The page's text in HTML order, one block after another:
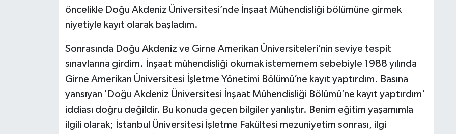
öncelikle Doğu Akdeniz Üniversitesi’nde İnşaat Mühendisliği bölümüne girmek
niyetiyle kayıt olarak başladım.
Sonrasında Doğu Akdeniz ve Girne Amerikan Üniversiteleri’nin seviye tespit
sınavlarına girdim. İnşaat mühendisliği okumak istememem sebebiyle 1988 yılında
Girne Amerikan Üniversitesi İşletme Yönetimi Bölümü’ne kayıt yaptırdım. Basına
yansıyan 'Doğu Akdeniz Üniversitesi İnşaat Mühendisliği Bölümü’ne kayıt yaptırdım'
iddiası doğru değildir. Bu konuda geçen bilgiler yanlıştır. Benim eğitim yaşamımla
ilgili olarak; İstanbul Üniversitesi İşletme Fakültesi mezuniyetim sonrası, ilgi